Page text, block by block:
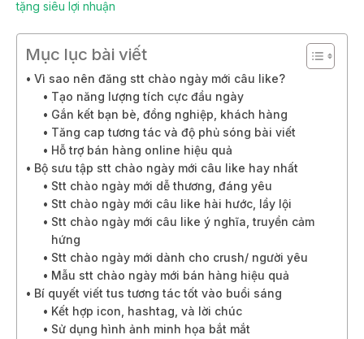
tặng siêu lợi nhuận
Mục lục bài viết
Vì sao nên đăng stt chào ngày mới câu like?
Tạo năng lượng tích cực đầu ngày
Gắn kết bạn bè, đồng nghiệp, khách hàng
Tăng cap tương tác và độ phủ sóng bài viết
Hỗ trợ bán hàng online hiệu quả
Bộ sưu tập stt chào ngày mới câu like hay nhất
Stt chào ngày mới dễ thương, đáng yêu
Stt chào ngày mới câu like hài hước, lầy lội
Stt chào ngày mới câu like ý nghĩa, truyền cảm
hứng
Stt chào ngày mới dành cho crush/ người yêu
Mẫu stt chào ngày mới bán hàng hiệu quả
Bí quyết viết tus tương tác tốt vào buổi sáng
Kết hợp icon, hashtag, và lời chúc
Sử dụng hình ảnh minh họa bắt mắt